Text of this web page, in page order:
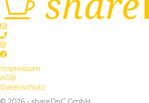
Impressum
AGB
Datenschutz